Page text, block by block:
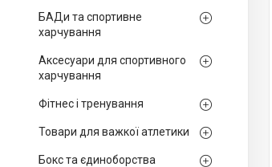
БАДи та спортивне
харчування
Аксесуари для спортивного
харчування
Фітнес і тренування
Товари для важкої атлетики
Бокс та єдиноборства